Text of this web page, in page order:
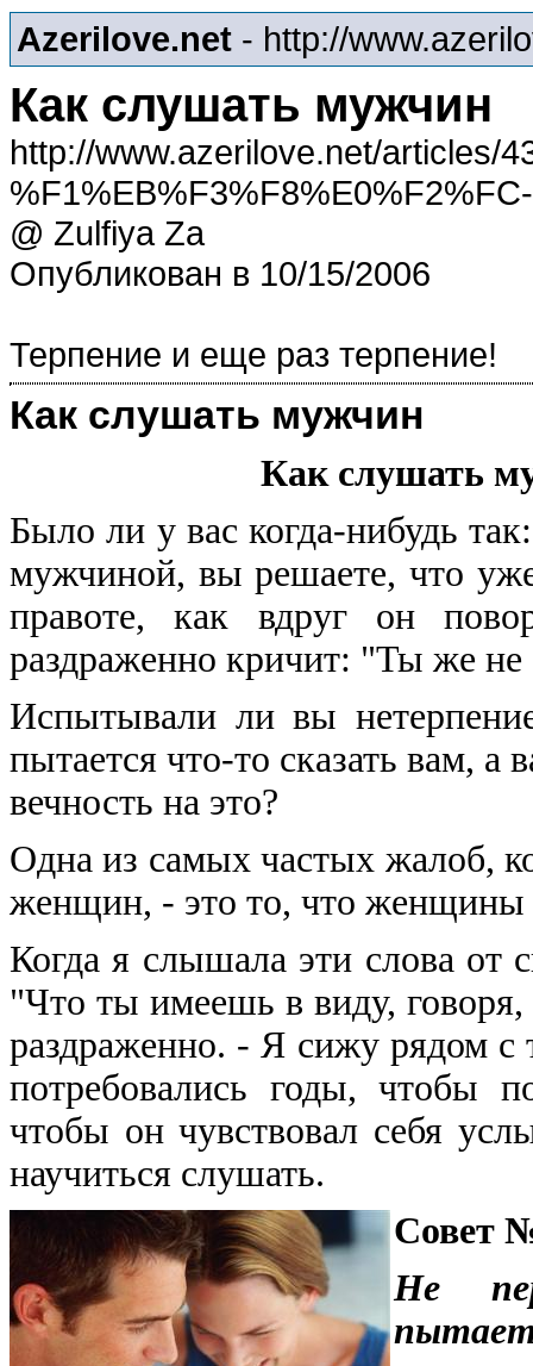
Azerilove.net - http://
Как слушать мужчин
http://www.azerilove.net/articles/
@ Zulfiya Za
Опубликован в 10/15/2006
Терпение и еще раз терпение!
Как слушать мужчин
Как слушать
Было ли у вас когда-нибудь
мужчиной, вы решаете, что
правоте, как вдруг он
раздраженно кричит: "Ты же
Испытывали ли вы
пытается что-то сказать вам, а
вечность на это?
Одна из самых частых жалоб,
женщин, - это то, что женщины
Когда я слышала эти слова от
"Что ты имеешь в виду,
раздраженно. - Я сижу рядом
потребовались годы, чтобы
чтобы он чувствовал себя
научиться слушать.
Совет
Не